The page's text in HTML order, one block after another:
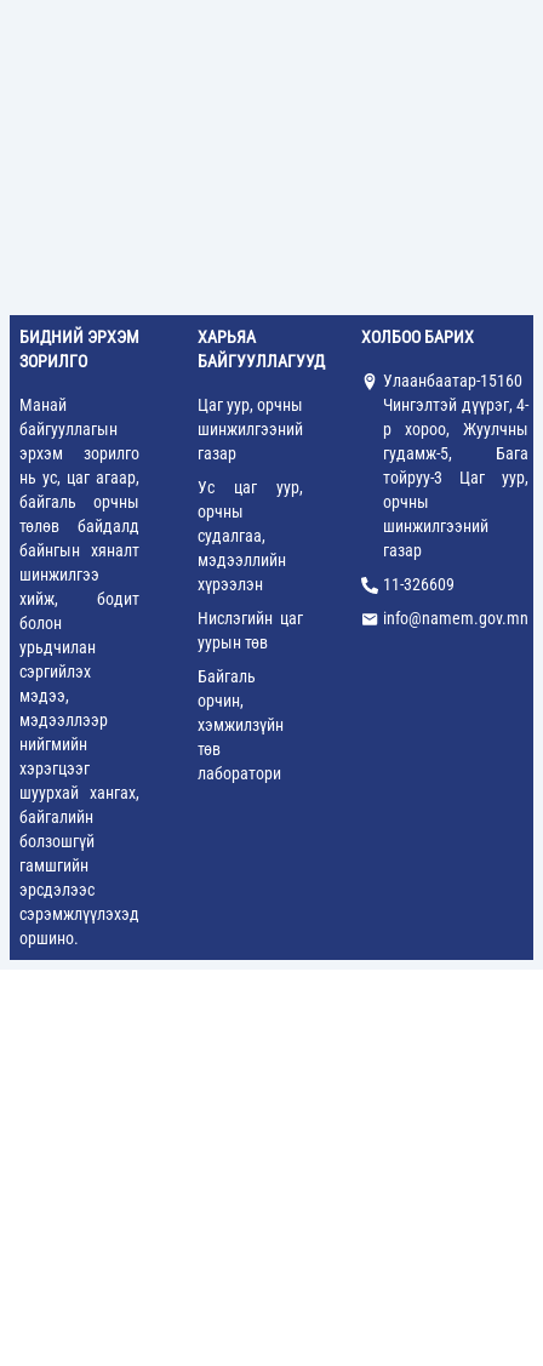
БИДНИЙ ЭРХЭМ
ЗОРИЛГО
Манай
байгууллагын
эрхэм зорилго
нь ус, цаг агаар,
байгаль орчны
төлөв байдалд
байнгын хяналт
шинжилгээ
хийж, бодит
болон
урьдчилан
сэргийлэх
мэдээ,
мэдээллээр
нийгмийн
хэрэгцээг
шуурхай хангах,
байгалийн
болзошгүй
гамшгийн
эрсдэлээс
сэрэмжлүүлэхэд
оршино.
ХАРЬЯА
БАЙГУУЛЛАГУУД
Цаг уур, орчны
шинжилгээний
газар
Ус цаг уур,
орчны
судалгаа,
мэдээллийн
хүрээлэн
Нислэгийн цаг
уурын төв
Байгаль
орчин,
хэмжилзүйн
төв
лаборатори
ХОЛБОО БАРИХ
Улаанбаатар-15160
Чингэлтэй дүүрэг, 4-
р хороо, Жуулчны
гудамж-5, Бага
тойруу-3 Цаг уур,
орчны
шинжилгээний
газар
11-326609
info@namem.gov.mn